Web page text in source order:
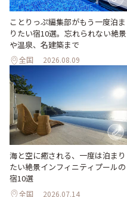
ことりっぷ編集部がもう一度泊ま
りたい宿10選。忘れられない絶景
や温泉、名建築まで
全国 2026.08.09
海と空に癒される、一度は泊まり
たい絶景インフィニティプールの
宿10選
全国 2026.07.14